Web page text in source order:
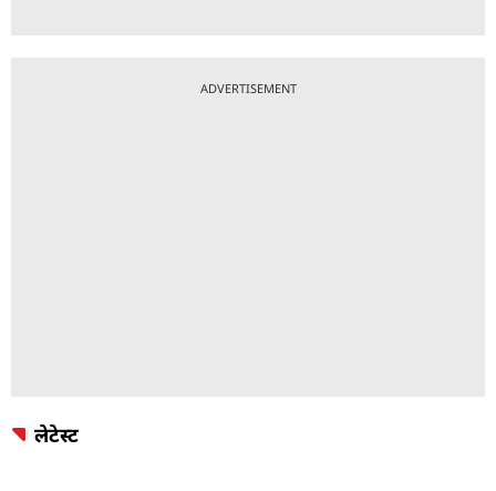
ADVERTISEMENT
लेटेस्ट